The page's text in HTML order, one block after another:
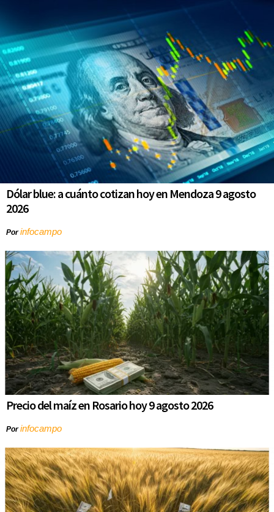
Dólar blue: a cuánto cotizan hoy en Mendoza 9 agosto
2026
Porinfocampo
Precio del maíz en Rosario hoy 9 agosto 2026
Porinfocampo